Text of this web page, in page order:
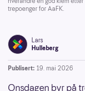
trepoenger for AaFK.
Lars
Hulleberg
Publisert: 19. mai 2026
Onsdagen byr på